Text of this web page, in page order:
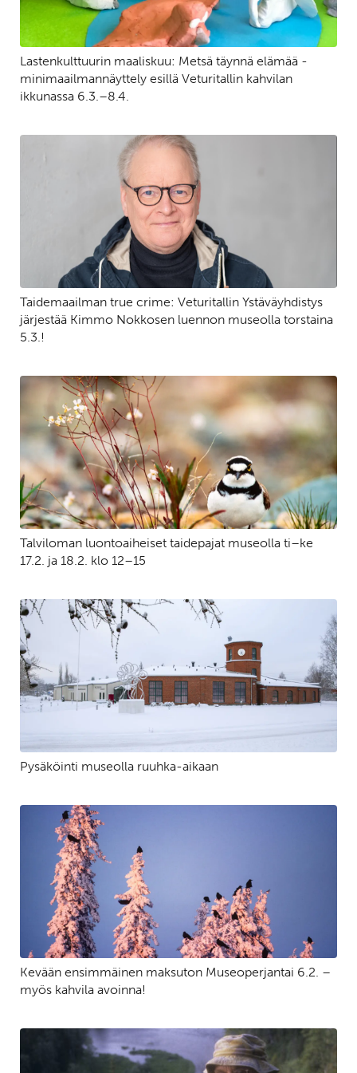
Lastenkulttuurin maaliskuu: Metsä täynnä elämää -
minimaailmannäyttely esillä Veturitallin kahvilan
ikkunassa 6.3.–8.4.
Taidemaailman true crime: Veturitallin Ystäväyhdistys
järjestää Kimmo Nokkosen luennon museolla torstaina
5.3.!
Talviloman luontoaiheiset taidepajat museolla ti–ke
17.2. ja 18.2. klo 12–15
Pysäköinti museolla ruuhka-aikaan
Kevään ensimmäinen maksuton Museoperjantai 6.2. –
myös kahvila avoinna!